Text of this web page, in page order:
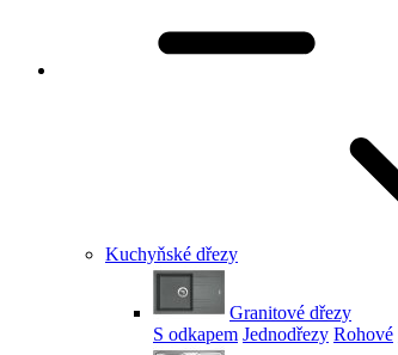
Kuchyňské dřezy
Granitové dřezy
S odkapem Jednodřezy Rohové